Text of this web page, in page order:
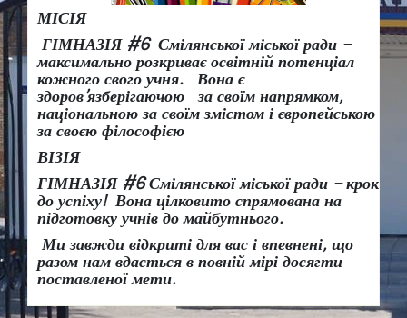
МІСІЯ
ГІМНАЗІЯ #6 Смілянської міської ради –
максимально розкриває освітній потенціал
кожного свого учня.
Вона є
здоров’язберігаючою за своїм напрямком,
національною за своїм змістом і європейською
за своєю філософією
ВІЗІЯ
ГІМНАЗІЯ #6 Смілянської міської ради – крок
до успіху! Вона цілковито спрямована на
підготовку учнів до майбутнього.
Ми завжди відкриті для вас і впевнені, що
разом нам вдасться в повній мірі досягти
поставленої мети.